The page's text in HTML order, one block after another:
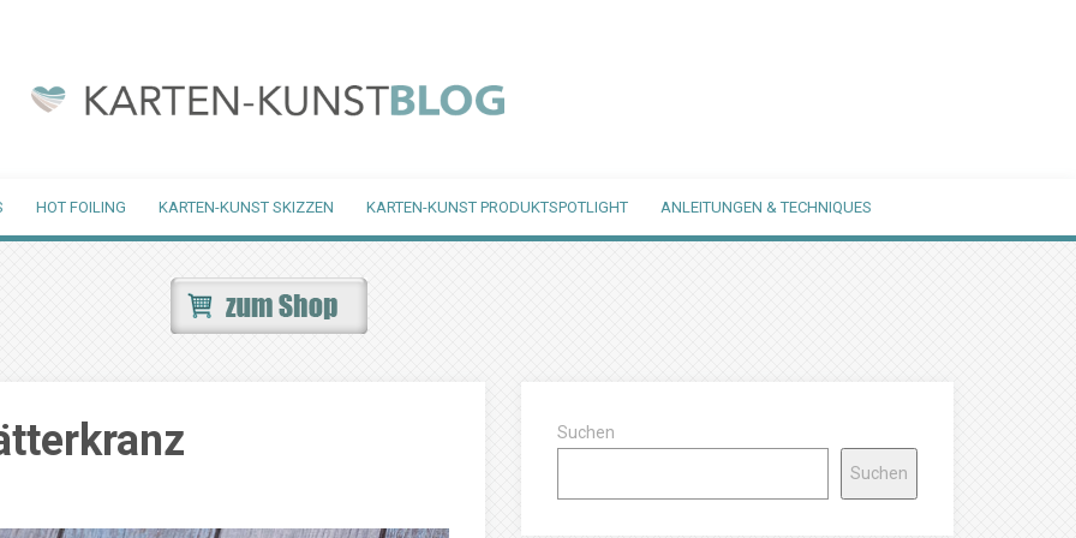
HOT FOILING KARTEN-KUNST SKIZZEN KARTEN-KUNST PRODUKTSPOTLIGHT ANLEITUNGEN & TECHNIQUES
Suchen
Suchen